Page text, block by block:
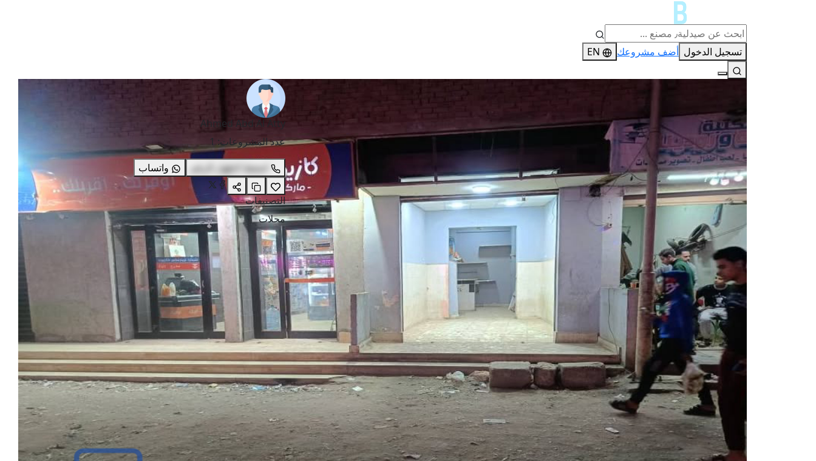
تسجيل الدخول أضف مشروعك EN
Ahmed Abd Al Atty
عدد المشروعات:
1
اضغط لاظهار الرقم
واتساب
التصنيفات
محلات